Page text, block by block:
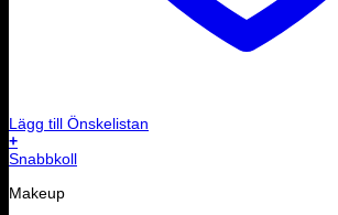
Lägg till Önskelistan
+
Snabbkoll
Makeup